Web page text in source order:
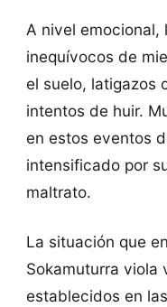
A nivel emocional,
inequívocos de
el suelo, latigazos
intentos de huir.
en estos eventos
intensificado por
maltrato.
La situación que
Sokamuturra viola
establecidos en